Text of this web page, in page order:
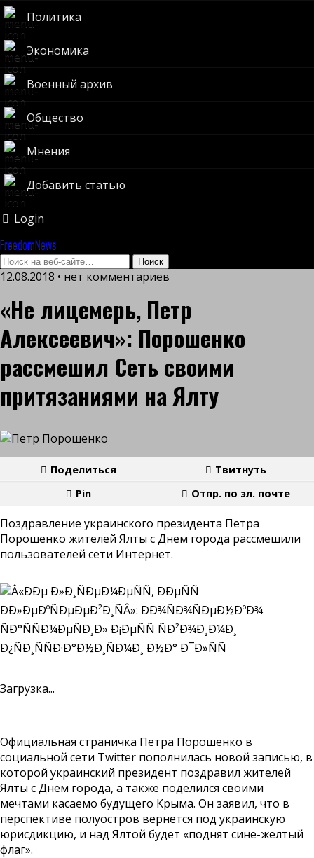
Политика
Экономика
Военный архив
Общество
Мнения
Добавить статью
Login
FreedomNews
12.08.2018 • нет комментариев
«Не лицемерь, Петр
Алексеевич»: Порошенко
рассмешил Сеть своими
притязаниями на Ялту
Поделиться
Твитнуть
Pin
Отпр. по эл. почте
Поздравление украинского президента Петра
Порошенко жителей Ялты с Днем города рассмешили
пользователей сети Интернет.
Загрузка...
Официальная страничка Петра Порошенко в
социальной сети Twitter пополнилась новой записью, в
которой украинский президент поздравил жителей
Ялты с Днем города, а также поделился своими
мечтами касаемо будущего Крыма. Он заявил, что в
перспективе полуостров вернется под украинскую
юрисдикцию, и над Ялтой будет «поднят сине-желтый
флаг».